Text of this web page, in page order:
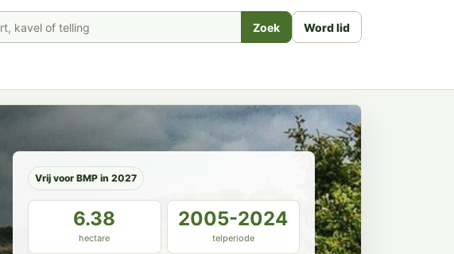
Zoek Word lid
Vrij voor BMP in 2027
6.38
hectare
2005-2024
telperiode